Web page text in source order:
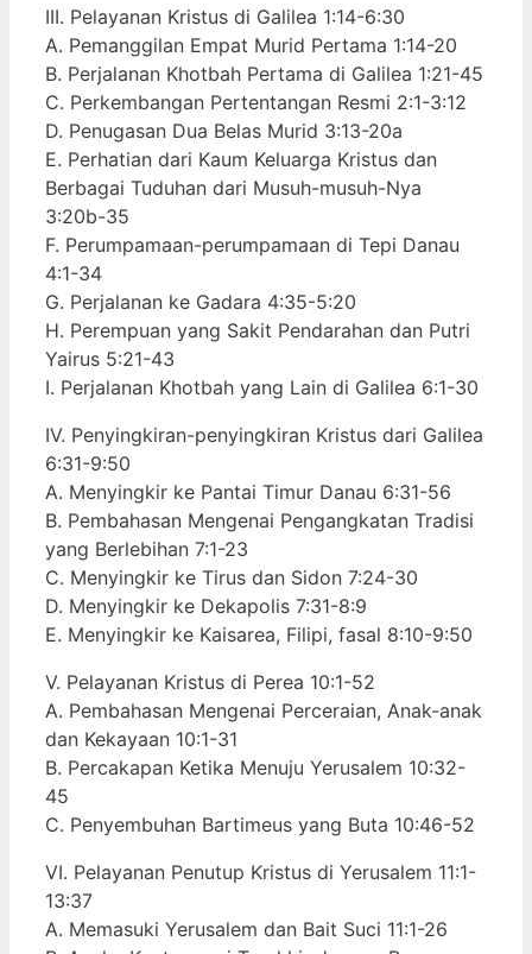
III. Pelayanan Kristus di Galilea 1:14-6:30
A. Pemanggilan Empat Murid Pertama 1:14-20
B. Perjalanan Khotbah Pertama di Galilea 1:21-45
C. Perkembangan Pertentangan Resmi 2:1-3:12
D. Penugasan Dua Belas Murid 3:13-20a
E. Perhatian dari Kaum Keluarga Kristus dan
Berbagai Tuduhan dari Musuh-musuh-Nya
3:20b-35
F. Perumpamaan-perumpamaan di Tepi Danau
4:1-34
G. Perjalanan ke Gadara 4:35-5:20
H. Perempuan yang Sakit Pendarahan dan Putri
Yairus 5:21-43
I. Perjalanan Khotbah yang Lain di Galilea 6:1-30
IV. Penyingkiran-penyingkiran Kristus dari Galilea
6:31-9:50
A. Menyingkir ke Pantai Timur Danau 6:31-56
B. Pembahasan Mengenai Pengangkatan Tradisi
yang Berlebihan 7:1-23
C. Menyingkir ke Tirus dan Sidon 7:24-30
D. Menyingkir ke Dekapolis 7:31-8:9
E. Menyingkir ke Kaisarea, Filipi, fasal 8:10-9:50
V. Pelayanan Kristus di Perea 10:1-52
A. Pembahasan Mengenai Perceraian, Anak-anak
dan Kekayaan 10:1-31
B. Percakapan Ketika Menuju Yerusalem 10:32-
45
C. Penyembuhan Bartimeus yang Buta 10:46-52
VI. Pelayanan Penutup Kristus di Yerusalem 11:1-
13:37
A. Memasuki Yerusalem dan Bait Suci 11:1-26